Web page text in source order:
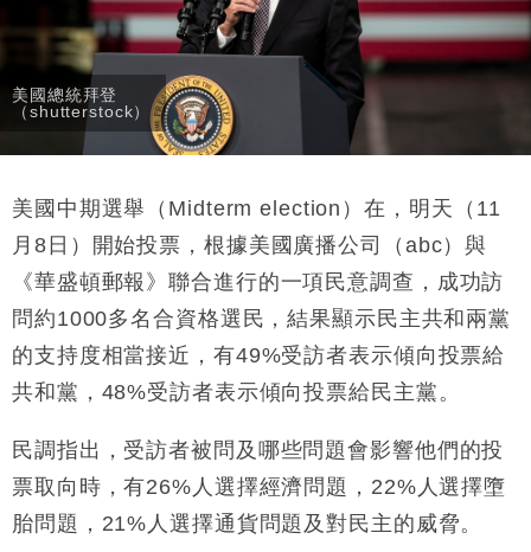
13:49
本地｜華嫂冰室太子店涉提供失實資料 遭禁申請輸入
勞工一年
12:11
中國｜強颱風「白海豚」殘渦北上 上海取消逾900班
機
財經｜華僑銀行上半年淨利創新高 中期息增15%至
17:33
財經｜滙豐上調香港今年GDP預測至4.5% 看好貿易
16:47
損失近6900萬元
16:05
財經｜日經失守6.5萬點後回穩 全周仍升近2%
美國總統拜登
（shutterstock）
美國中期選舉（Midterm election）在，明天（11
月8日）開始投票，根據美國廣播公司（abc）與
《華盛頓郵報》聯合進行的一項民意調查，成功訪
問約1000多名合資格選民，結果顯示民主共和兩黨
的支持度相當接近，有49%受訪者表示傾向投票給
共和黨，48%受訪者表示傾向投票給民主黨。
民調指出，受訪者被問及哪些問題會影響他們的投
票取向時，有26%人選擇經濟問題，22%人選擇墮
胎問題，21%人選擇通貨問題及對民主的威脅。